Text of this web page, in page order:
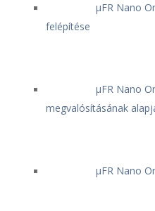
μFR Nano
felépítése
μFR Nano
megvalósításának
μFR Nano